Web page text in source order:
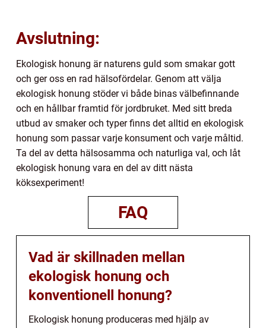
Avslutning:
Ekologisk honung är naturens guld som smakar gott
och ger oss en rad hälsofördelar. Genom att välja
ekologisk honung stöder vi både binas välbefinnande
och en hållbar framtid för jordbruket. Med sitt breda
utbud av smaker och typer finns det alltid en ekologisk
honung som passar varje konsument och varje måltid.
Ta del av detta hälsosamma och naturliga val, och låt
ekologisk honung vara en del av ditt nästa
köksexperiment!
FAQ
Vad är skillnaden mellan
ekologisk honung och
konventionell honung?
Ekologisk honung produceras med hjälp av